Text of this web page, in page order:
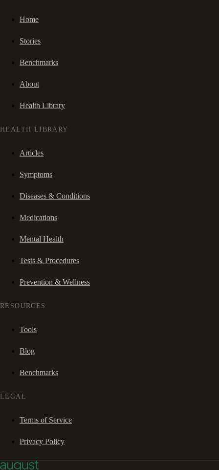
Home
Stories
Benchmarks
About
Health Library
HEALTH LIBRARY
Articles
Symptoms
Diseases & Conditions
Medications
Mental Health
Tests & Procedures
Prevention & Wellness
RESOURCES
Tools
Blog
Benchmarks
LEGAL
Terms of Service
Privacy Policy